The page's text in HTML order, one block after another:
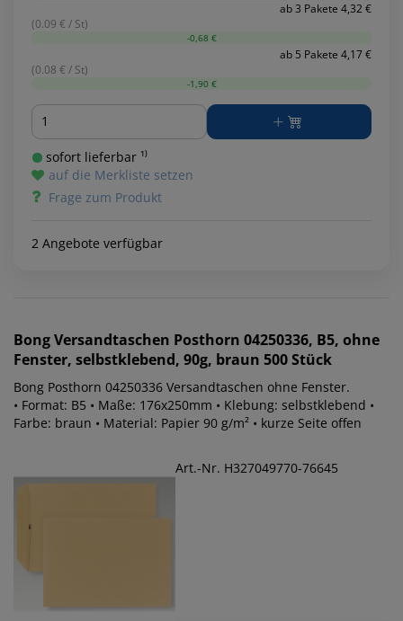
ab 3 Pakete 4,32 €
(0.09 € / St)
-0,68 €
ab 5 Pakete 4,17 €
(0.08 € / St)
-1,90 €
Menge
sofort lieferbar ¹⁾
auf die Merkliste setzen
Frage zum Produkt
2 Angebote verfügbar
BongVersandtaschen Posthorn 04250336, B5, ohne
Fenster, selbstklebend, 90g, braun 500 Stück
Bong Posthorn 04250336 Versandtaschen ohne Fenster.
• Format: B5 • Maße: 176x250mm • Klebung: selbstklebend •
Farbe: braun • Material: Papier 90 g/m² • kurze Seite offen
Art.-Nr. H327049770-76645